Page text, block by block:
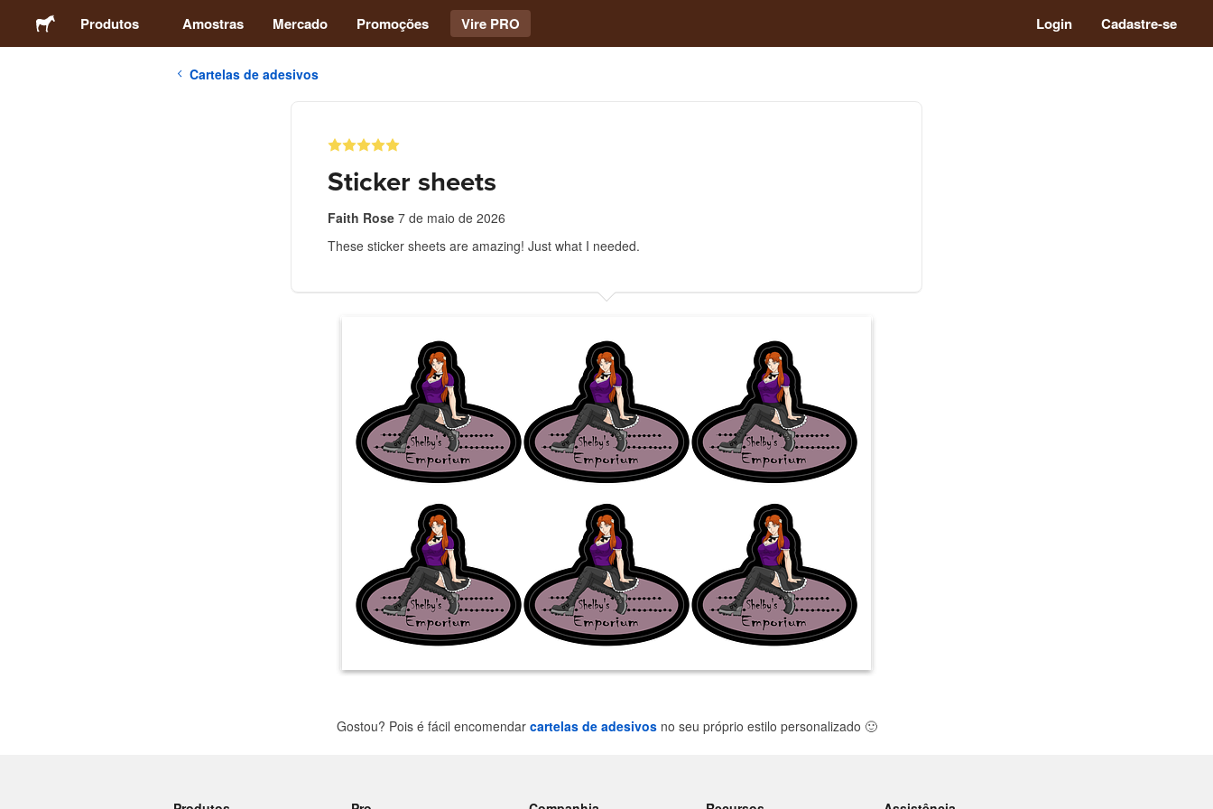
Produtos Amostras Mercado Promoções Vire PRO Login Cadastre-se
Cartelas de adesivos
Sticker sheets
Faith Rose 7 de maio de 2026
These sticker sheets are amazing! Just what I needed.
Gostou? Pois é fácil encomendar cartelas de adesivosno seu próprio estilo personalizado 🙂